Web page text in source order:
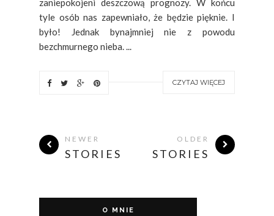
zaniepokojeni deszczową prognozy. W końcu
tyle osób nas zapewniało, że będzie pięknie. I
było! Jednak bynajmniej nie z powodu
bezchmurnego nieba. ...
CZYTAJ WIĘCEJ
NEWER
STORIES
OLDER
STORIES
O MNIE